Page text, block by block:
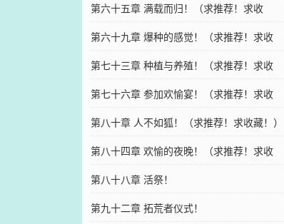
第六十五章 满载而归！（求推荐！求收
藏！）
第六十九章 爆种的感觉！（求推荐！求收
藏！）
第七十三章 种植与养殖！（求推荐！求收
藏！）
第七十六章 参加欢愉宴！（求推荐！求收
藏！）
第八十章 人不如狐！（求推荐！求收藏！）
第八十四章 欢愉的夜晚！（求推荐！求收
藏！）
第八十八章 活祭！
第九十二章 拓荒者仪式！